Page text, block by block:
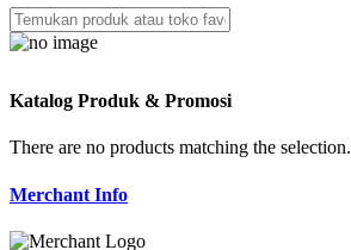
Katalog Produk & Promosi
There are no products matching the selection.
Merchant Info